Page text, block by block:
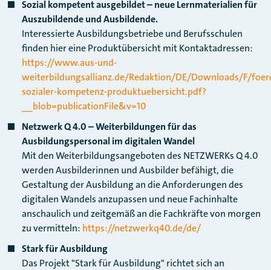
Sozial kompetent ausgebildet – neue Lernmaterialien für
Auszubildende und Ausbildende.
Interessierte Ausbildungsbetriebe und Berufsschulen
finden hier eine Produktübersicht mit Kontaktadressen:
https://www.aus-und-
weiterbildungsallianz.de/Redaktion/DE/Downloads/F/
sozialer-kompetenz-produktuebersicht.pdf?
__blob=publicationFile&v=10
Netzwerk Q 4.0 – Weiterbildungen für das
Ausbildungspersonal im digitalen Wandel
Mit den Weiterbildungsangeboten des NETZWERKs Q 4.0
werden Ausbilderinnen und Ausbilder befähigt, die
Gestaltung der Ausbildung an die Anforderungen des
digitalen Wandels anzupassen und neue Fachinhalte
anschaulich und zeitgemäß an die Fachkräfte von morgen
zu vermitteln: https://netzwerkq40.de/de/
Stark für Ausbildung
Das Projekt "Stark für Ausbildung" richtet sich an